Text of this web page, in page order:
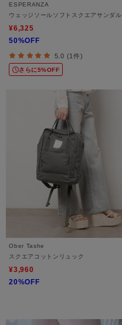
ESPERANZA
ウェッジソールソフトスクエアサンダル
¥6,325
50%OFF
5.0 (1件)
さらに5%OFF
Ober Tashe
スクエアコットンリュック
¥3,960
20%OFF